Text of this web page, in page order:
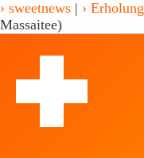
sweetnews | Erholung
Massaitee)